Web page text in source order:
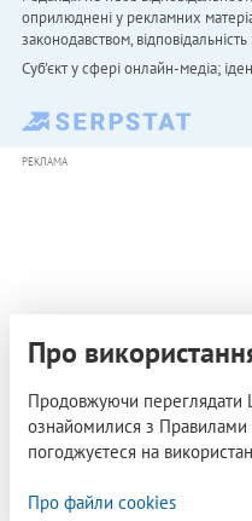
оприлюднені у рекламних
законодавством,
Cуб'єкт у сфері онлайн-медіа;
РЕКЛАМА
Про
Продовжуючи переглядати
ознайомилися з Правилами
погоджуєтеся на
Про файли cookies